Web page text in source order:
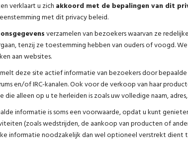
verklaart u zich akkoord met de bepalingen van dit
met dit privacy beleid.
verzamelen van bezoekers waarvan ze
tenzij ze toestemming hebben van ouders of voogd.
aan websites.
deze site actief informatie van bezoekers door
en/of IRC-kanalen. Ook voor de verkoop van haar
alleen op u te herleiden is zoals uw volledige naam,
informatie is soms een voorwaarde, opdat u kunt
(zoals wedstrijden, de aankoop van producten of
informatie noodzakelijk dan wel optioneel verstrekt dient